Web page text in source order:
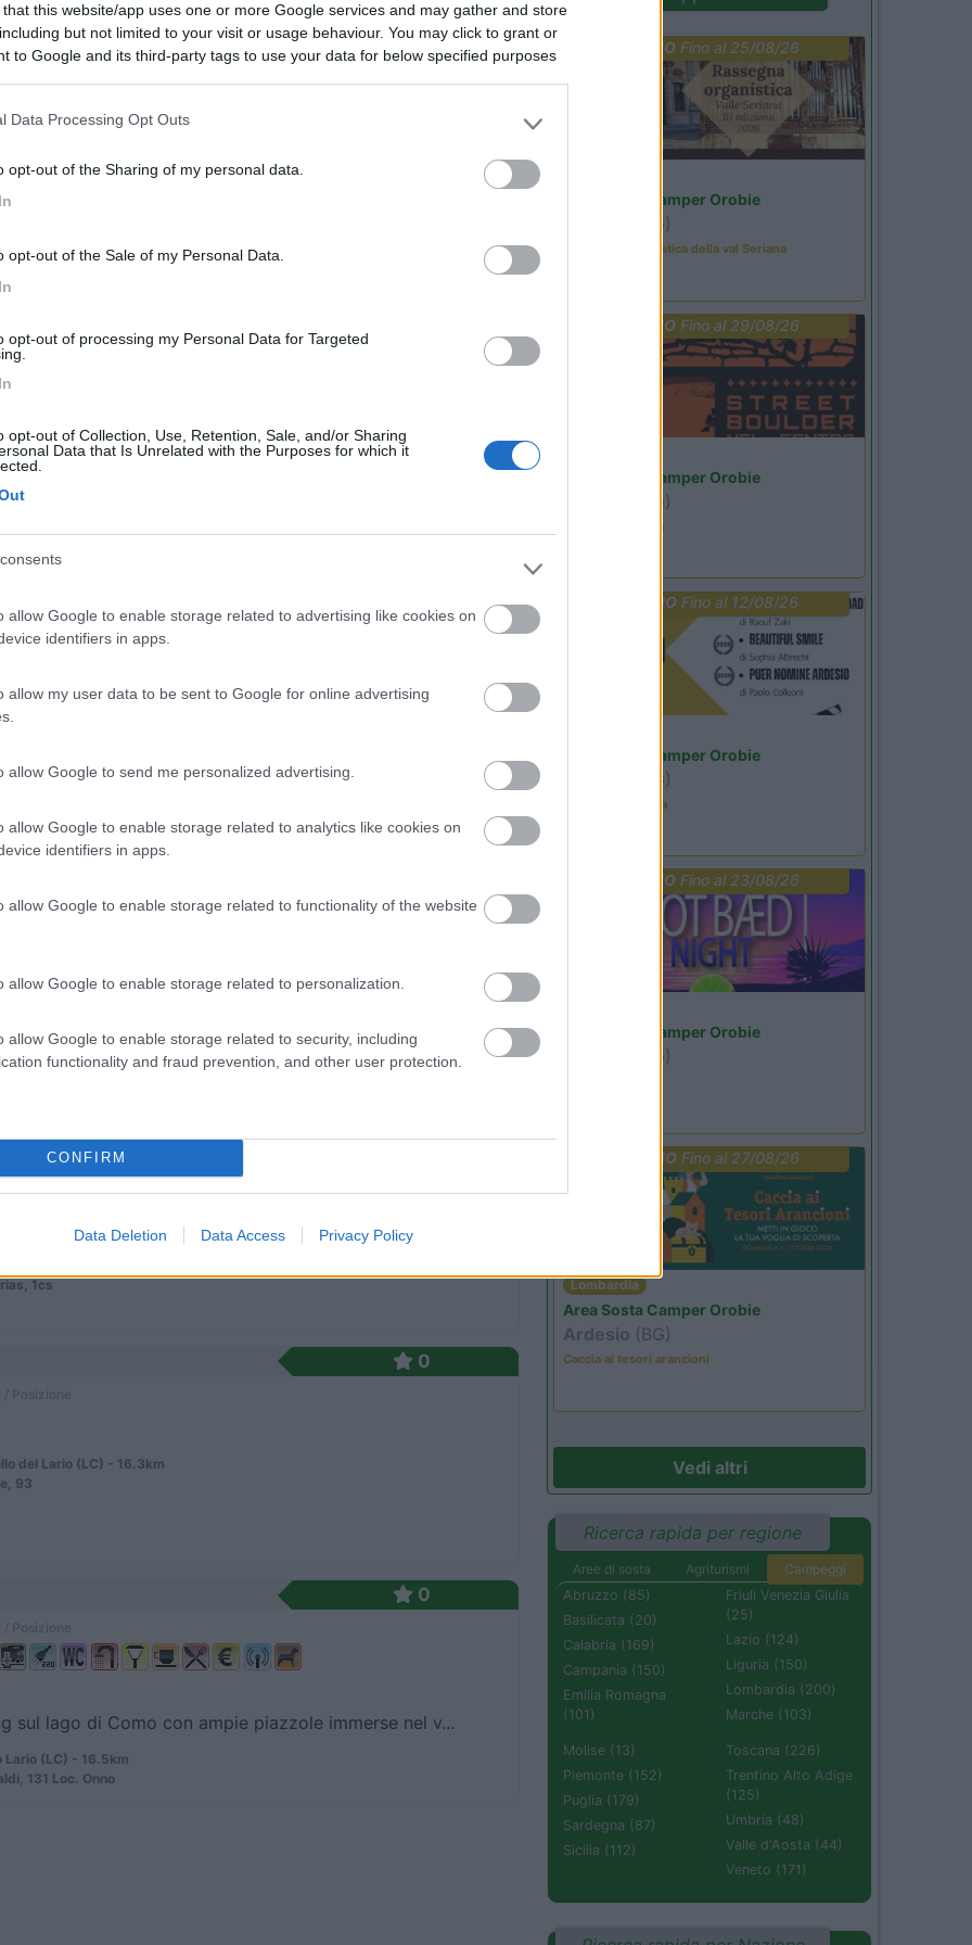
that this website/app uses one or more Google services and may gather and store
but not limited to your visit or usage behaviour. You may click to grant or
to Google and its third-party tags to use your data for below specified purposes
Data Processing Opt Outs
opt-out of the Sharing of my personal data.
opt-out of the Sale of my Personal Data.
opt-out of processing my Personal Data for Targeted
opt-out of Collection, Use, Retention, Sale, and/or Sharing
Data that Is Unrelated with the Purposes for which it
allow Google to enable storage related to advertising like cookies on
identifiers in apps.
allow my user data to be sent to Google for online advertising
allow Google to send me personalized advertising.
allow Google to enable storage related to analytics like cookies on
identifiers in apps.
allow Google to enable storage related to functionality of the website
allow Google to enable storage related to personalization.
allow Google to enable storage related to security, including
functionality and fraud prevention, and other user protection.
CONFIRM
Data Deletion Data Access Privacy Policy
- 12.6km
Posizione
Posizione
piccolo, presenza in prevalenza di bungalow, co...
Lariana (LC) - 13.2km
5
Posizione
(LC) - 14.3km
/ Posizione
1cs
0
del Lario (LC) - 16.3km
93
0
sul lago di Como con ampie piazzole immerse nel v...
(LC) - 16.5km
131 Loc. Onno
PROMO Fino al 25/08/26
Area Sosta Camper Orobie
(BG)
Rassegna organistica della val Seriana
PROMO Fino al 29/08/26
Area Sosta Camper Orobie
(BG)
Ardesio si blocca
PROMO Fino al 12/08/26
Area Sosta Camper Orobie
(BG)
Estate in cineteca
PROMO Fino al 23/08/26
Area Sosta Camper Orobie
(BG)
PROMOFino al 27/08/26
Lombardia
Area Sosta Camper Orobie
Ardesio (BG)
Caccia ai tesori arancioni
Vedi altri
Ricerca rapida per regione
Aree di sosta Agriturismi
Campeggi
Abruzzo (85)
Basilicata (20)
Calabria (169)
Campania (150)
Emilia Romagna
(101)
Friuli Venezia Giulia
(25)
Lazio (124)
Liguria (150)
Lombardia (200)
Marche (103)
Molise (13)
Piemonte (152)
Puglia (179)
Sardegna (87)
Sicilia (112)
Toscana (226)
Trentino Alto Adige
(125)
Umbria (48)
Valle d'Aosta (44)
Veneto (171)